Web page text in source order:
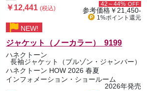
￥12,441(税込)
42～44% OFF
参考価格￥21,450-
1%ポイント 還元
NEW!
ジャケット（ノーカラー） 9199
ハネクトーン
長袖ジャケット（ブルゾン・ジャンパー）
ハネクトーン HOW 2026 春夏
インフォメーション・ショールーム
2026年発売